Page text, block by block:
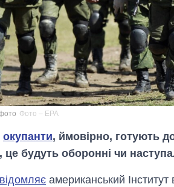
Фото – EPA
окупанти, ймовірно, готують
це будуть оборонні чи
американський